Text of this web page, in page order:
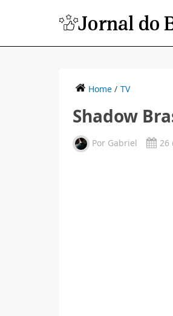
Home / TV
Shadow
Por Gabriel 26